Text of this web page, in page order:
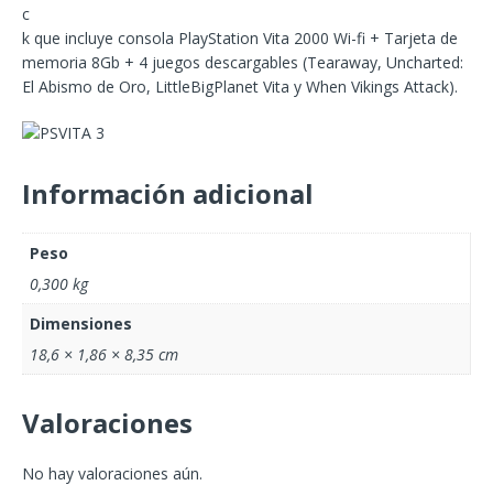
c
k que incluye consola PlayStation Vita 2000 Wi-fi + Tarjeta de
memoria 8Gb + 4 juegos descargables (Tearaway, Uncharted:
El Abismo de Oro, LittleBigPlanet Vita y When Vikings Attack).
Información adicional
Peso
0,300 kg
Dimensiones
18,6 × 1,86 × 8,35 cm
Valoraciones
No hay valoraciones aún.